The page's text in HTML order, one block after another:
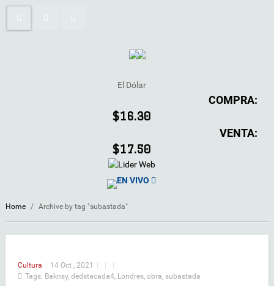
El Dólar
COMPRA:
$16.30
VENTA:
$17.50
EN VIVO
Home / Archive by tag "subastada"
Cultura | 14 Oct , 2021 | |
|
Tags: Baknsy, dedstacada4 Londres obra subastada